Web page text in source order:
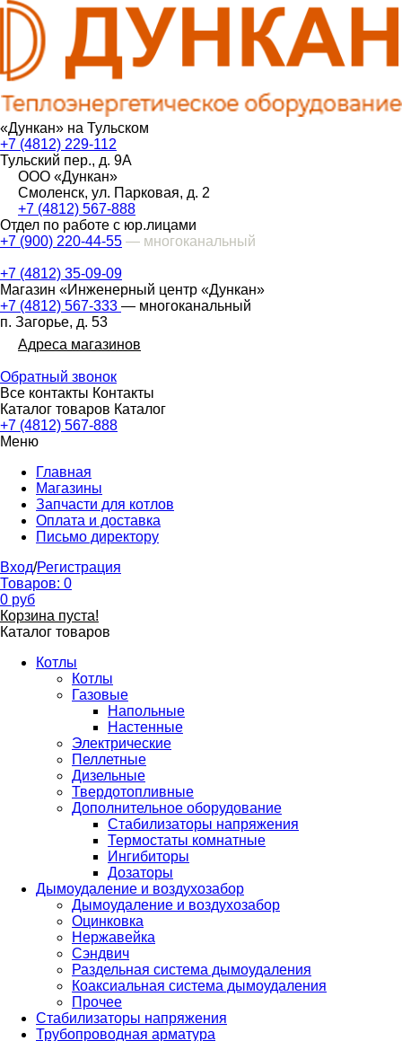
«Дункан» на Тульском
+7 (4812) 229-112
Тульский пер., д. 9А
ООО «Дункан»
Смоленск, ул. Парковая, д. 2
+7 (4812) 567-888
Отдел по работе с юр.лицами
+7 (900) 220-44-55 — многоканальный
+7 (4812) 35-09-09
Магазин «Инженерный центр «Дункан»
+7 (4812) 567-333 — многоканальный
п. Загорье, д. 53
Адреса магазинов
Обратный звонок
Все контакты Контакты
Каталог товаров Каталог
+7 (4812) 567-888
Меню
Главная
Магазины
Запчасти для котлов
Оплата и доставка
Письмо директору
Вход/Регистрация
Товаров: 0
0 руб
Корзина пуста!
Каталог товаров
Котлы
Котлы
Газовые
Напольные
Настенные
Электрические
Пеллетные
Дизельные
Твердотопливные
Дополнительное оборудование
Стабилизаторы напряжения
Термостаты комнатные
Ингибиторы
Дозаторы
Дымоудаление и воздухозабор
Дымоудаление и воздухозабор
Оцинковка
Нержавейка
Сэндвич
Раздельная система дымоудаления
Коаксиальная система дымоудаления
Прочее
Стабилизаторы напряжения
Трубопроводная арматура